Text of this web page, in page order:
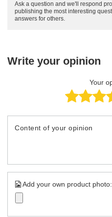
Ask a question and we'll respond
publishing the most interesting
answers for others.
Write your opinion
Your
Content of your opinion
Add your own product photo: